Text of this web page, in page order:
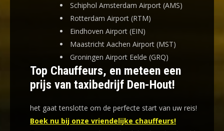
Schiphol Amsterdam Airport (AMS)
Rotterdam Airport (RTM)
Eindhoven Airport (EIN)
Maastricht Aachen Airport (MST)
Groningen Airport Eelde (GRQ)
Top Chauffeurs, en meteen een
prijs van taxibedrijf Den-Hout!
het gaat tenslotte om de perfecte start van uw reis!
Boek nu bij onze vriendelijke chauffeurs!